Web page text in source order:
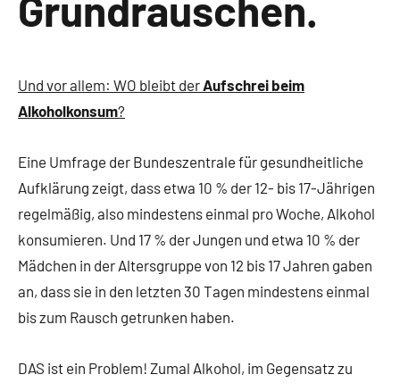
Und vor allem: WO bleibt der Aufschrei beim
Alkoholkonsum?
Eine Umfrage der Bundeszentrale für gesundheitliche
Aufklärung zeigt, dass etwa 10 % der 12- bis 17-Jährigen
regelmäßig, also mindestens einmal pro Woche, Alkohol
konsumieren. Und 17 % der Jungen und etwa 10 % der
Mädchen in der Altersgruppe von 12 bis 17 Jahren gaben
an, dass sie in den letzten 30 Tagen mindestens einmal
bis zum Rausch getrunken haben.
DAS ist ein Problem! Zumal Alkohol, im Gegensatz zu